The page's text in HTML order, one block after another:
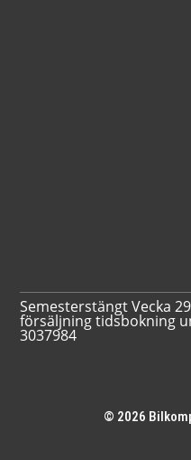
Semesterstängt Vecka
försäljning tidsbokning
3037984
© 2026